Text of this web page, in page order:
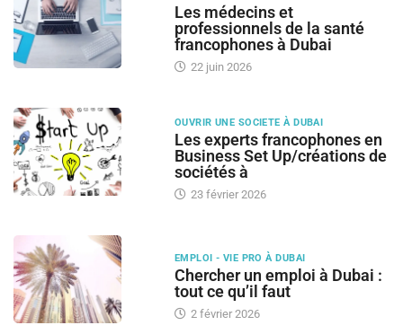
Les médecins et
professionnels de la santé
francophones à Dubai
22 juin 2026
OUVRIR UNE SOCIETE À DUBAI
Les experts francophones en
Business Set Up/créations de
sociétés à
23 février 2026
EMPLOI - VIE PRO À DUBAI
Chercher un emploi à Dubai :
tout ce qu’il faut
2 février 2026